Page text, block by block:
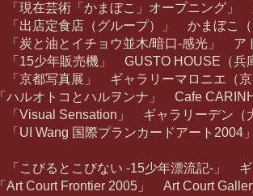
芸術「かまぼこ」オープニング」
定食店（グループ）」 かまぼこ（
油とイチョウ並木/暗口-感光」 アト
年販売機」 GUSTO HOUSE（兵
写真展」 ギャラリーマロニエ（京
ルオトコとハルヲンナ」 Cafe
Sensation」 ギャラリーデン（
国際プランカードアート2004
るとこびない -15少年漂流記-」 ギ
Court Frontier 2005」 Art Court